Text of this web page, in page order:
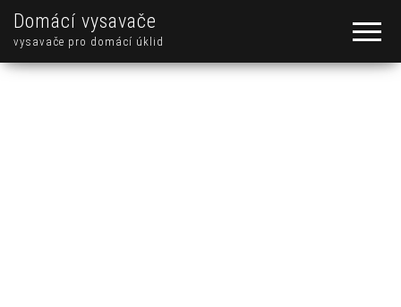
Domácí vysavače
vysavače pro domácí úklid